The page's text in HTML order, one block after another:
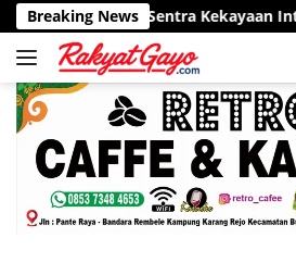
Langsung
ke
konten
Breaking News
Sentra Kekayaan Intelektual di Aceh